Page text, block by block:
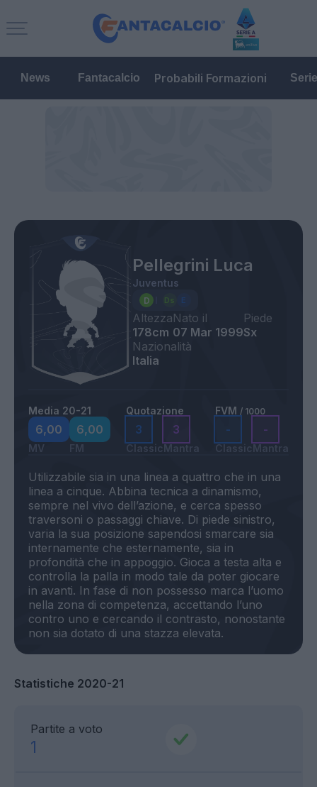
News Fantacalcio Probabili Formazioni
Pellegrini Luca
Juventus
Altezza
178cm
Nato il
07 Mar 1999
Piede
Sx
Nazionalità
Italia
Media 20-21
6,00
MV
6,00
FM
Quotazione
3
Classic
3
Mantra
FVM / 1000
-
Classic
-
Mantra
Utilizzabile sia in una linea a quattro che in una
linea a cinque. Abbina tecnica a dinamismo,
sempre nel vivo dell’azione, e cerca spesso
traversoni o passaggi chiave. Di piede sinistro,
varia la sua posizione sapendosi smarcare sia
internamente che esternamente, sia in
profondità che in appoggio. Gioca a testa alta e
controlla la palla in modo tale da poter giocare
in avanti. In fase di non possesso marca l’uomo
nella zona di competenza, accettando l’uno
contro uno e cercando il contrasto, nonostante
Statistiche 2020-21
Partite a voto
1